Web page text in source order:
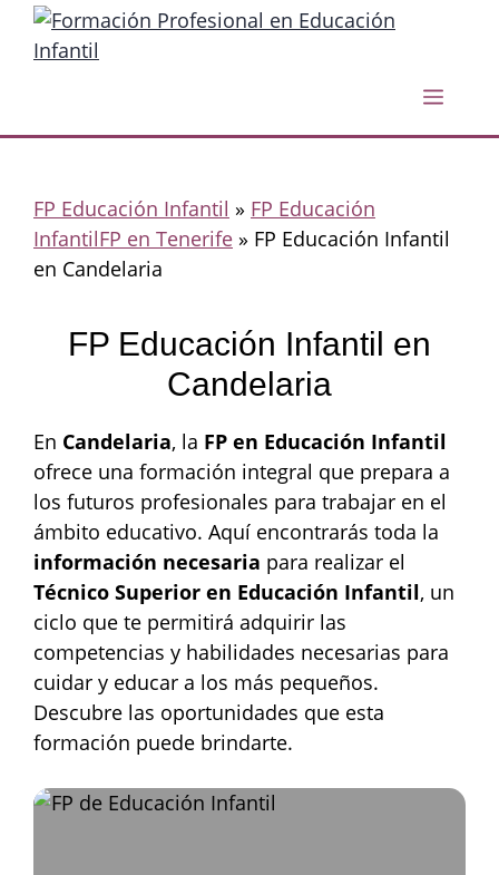
Saltar
Menú
FP Educación Infantil » FP Educación
InfantilFP en Tenerife » FP Educación Infantil
en Candelaria
FP Educación Infantil en
Candelaria
En Candelaria, la FP en Educación Infantil
ofrece una formación integral que prepara a
los futuros profesionales para trabajar en el
ámbito educativo. Aquí encontrarás toda la
información necesaria para realizar el
Técnico Superior en Educación Infantil, un
ciclo que te permitirá adquirir las
competencias y habilidades necesarias para
cuidar y educar a los más pequeños.
Descubre las oportunidades que esta
formación puede brindarte.